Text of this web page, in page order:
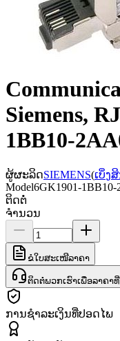
Siemens,
1BB10-
ຜູ້ຜະລິດSIEMENS(ເບິ່ງ
Model6GK1901-
ຕິດຕໍ່
ຈຳນວນ
ຂໍໃບສະເໜີລາຄາ
ຕິດຕໍ່ພວກເຮົາເພື່ອລາຄາ
ການຊຳລະເງິນທີ່ປອດໄພ